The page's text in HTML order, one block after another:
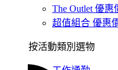
The Outlet 優惠
超值組合 優惠
按活動類別選物